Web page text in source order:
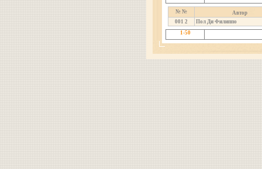
№ №
Автор
001 2
Пол Ди Филиппо
1-50